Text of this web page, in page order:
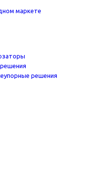
решения